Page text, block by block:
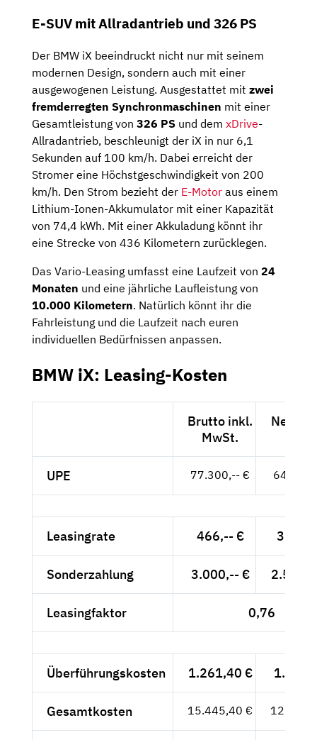
E-SUV mit Allradantrieb und 326 PS
Der BMW iX beeindruckt nicht nur mit seinem
modernen Design, sondern auch mit einer
ausgewogenen Leistung. Ausgestattet mit zwei
fremderregten Synchronmaschinen mit einer
Gesamtleistung von 326 PS und dem xDrive-
Allradantrieb, beschleunigt der iX in nur 6,1
Sekunden auf 100 km/h. Dabei erreicht der
Stromer eine Höchstgeschwindigkeit von 200
km/h. Den Strom bezieht der E-Motor aus einem
Lithium-Ionen-Akkumulator mit einer Kapazität
von 74,4 kWh. Mit einer Akkuladung könnt ihr
eine Strecke von 436 Kilometern zurücklegen.
Das Vario-Leasing umfasst eine Laufzeit von 24
Monaten und eine jährliche Laufleistung von
10.000 Kilometern. Natürlich könnt ihr die
Fahrleistung und die Laufzeit nach euren
individuellen Bedürfnissen anpassen.
BMW iX: Leasing-Kosten
Brutto inkl.
MwSt.
Netto
UPE 77.300,-- €
Leasingrate 466,-- €
Sonderzahlung 3.000,-- €
Leasingfaktor 0,76
Überführungskosten 1.261,40 €
Gesamtkosten 15.445,40 €